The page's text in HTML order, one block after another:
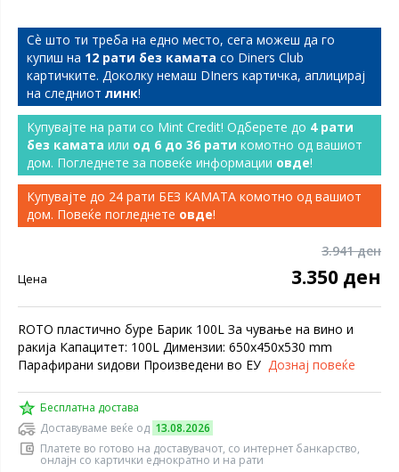
Сѐ што ти треба на едно место, сега можеш да го
купиш на 12 рати без камата со Diners Club
картичките. Доколку немаш DIners картичка, аплицирај
на следниот линк!
Купувајте на рати со Mint Credit! Одберете до 4 рати
без камата или од 6 до 36 рати комотно од вашиот
дом. Погледнете за повеќе информации овде!
Купувајте до 24 рати БЕЗ КАМАТА комотно од вашиот
дом. Повеќе погледнете овде!
3.941 ден
Цена 3.350 ден
ROTO пластично буре Барик 100L За чување на вино и
ракија Капацитет: 100L Димензии: 650x450x530 mm
Парафирани ѕидови Произведени во ЕУ Дознај повеќе
Бесплатна достава
Доставуваме веќе од 13.08.2026
Платете во готово на доставувачот, со интернет банкарство,
онлајн со картички еднократно и на рати